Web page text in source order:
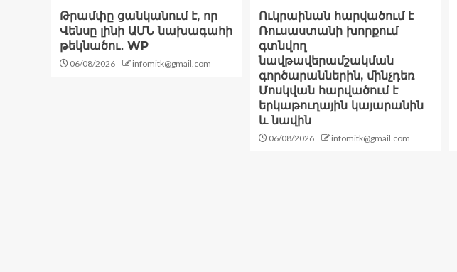
Թրամփը ցանկանում է, որ
Վենսը լինի ԱՄՆ նախագահի
թեկնածու․ WP
06/08/2026 infomitk@gmail.com
Ուկրաինան հարվածում է
Ռուսաստանի խորքում
գտնվող
նավթավերամշակման
գործարաններին, մինչդեռ
Մոսկվան հարվածում է
երկաթուղային կայարանին
և նավին
06/08/2026 infomitk@gmail.com